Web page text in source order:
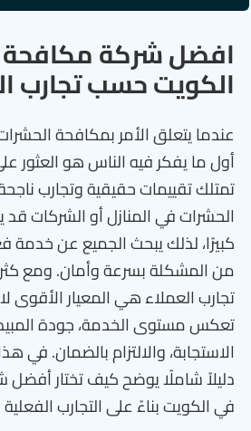
افضل شركة
الكويت حسب تجارب
عندما يتعلق الأمر بمكافحة
أول ما يفكر فيه الناس هو العثور
تمتلك تقييمات حقيقية وتجارب
الحشرات في المنازل أو الشركات قد
كبيرًا، لذلك يبحث الجميع عن
من المشكلة بسرعة وأمان. ومع
تجارب العملاء هي المعيار الأقوى
تعكس مستوى الخدمة، جودة
الاستجابة، والالتزام بالضمان. في
دليلاً شاملًا يوضح كيف تختار
في الكويت بناءً على التجارب الفعلية